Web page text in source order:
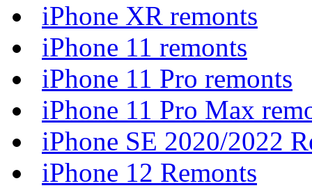
iPhone XR remonts
iPhone 11 remonts
iPhone 11 Pro remonts
iPhone 11 Pro Max
iPhone SE 2020/2022
iPhone 12 Remonts